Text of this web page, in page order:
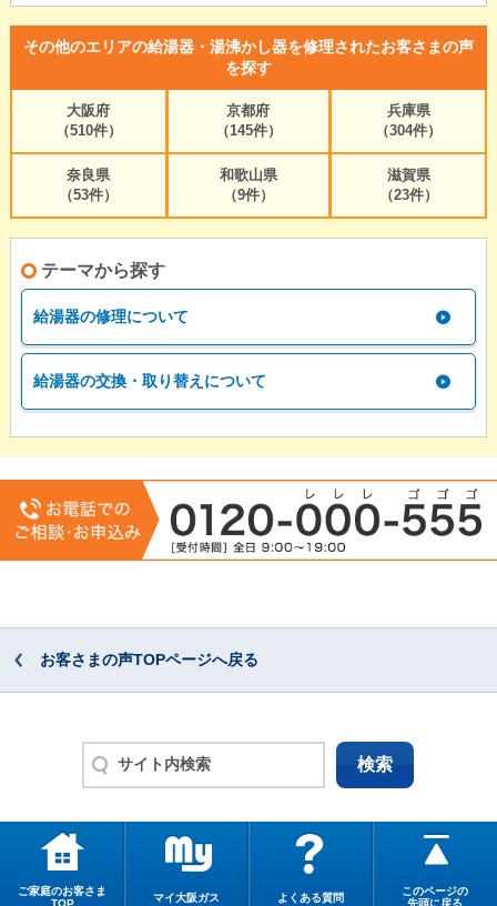
その他のエリアの給湯器・湯沸かし器を修理されたお客さまの声
を探す
大阪府
（510件）
京都府
（145件）
兵庫県
（304件）
奈良県
（53件）
和歌山県
（9件）
滋賀県
（23件）
テーマから探す
給湯器の修理について
給湯器の交換・取り替えについて
お客さまの声TOPページへ戻る
ご家庭のお客さま
TOP
マイ大阪ガス よくある質問
このページの
先頭に戻る